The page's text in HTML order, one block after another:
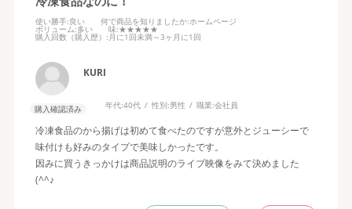
使い勝手:良い 何で商品を知りましたか:ホームページ
ボリューム:多い 味:★★★★★
購入回数（購入歴） :月に1回未満～3ヶ月に1回
KURI
購入確認済み 年代:40代 性別:男性 職業:会社員
冷凍食品のから揚げは初めて食べたのですが意外とジューシーで
味付けも好みのタイプで美味しかったです。
因みに買うきっかけは商品説明のライブ映像をみて決めました
(^^♪